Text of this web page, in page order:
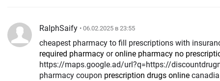
RalphSaify • 06.02.2025 в 23:55
cheapest pharmacy to fill prescriptions with
required pharmacy oronline pharmacy no
https://maps.google.ad/url?q=https://
pharmacy coupon prescription drugs online